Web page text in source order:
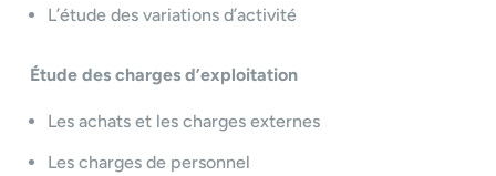
L’étude des variations d’activité
Étude des charges d’exploitation
Les achats et les charges externes
Les charges de personnel